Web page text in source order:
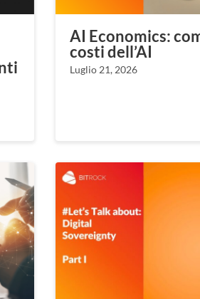
AI Economics:
costi dell’AI
Luglio 21, 2026